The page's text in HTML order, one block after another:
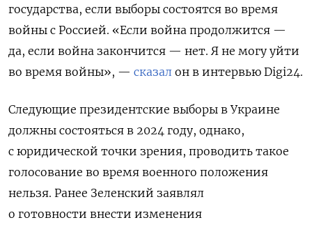
государства, если выборы состоятся во время
войны с Россией. «Если война продолжится —
да, если война закончится — нет. Я не могу уйти
во время войны», — сказал он в интервью Digi24.
Следующие президентские выборы в Украине
должны состояться в 2024 году, однако,
с юридической точки зрения, проводить такое
голосование во время военного положения
нельзя. Ранее Зеленский заявлял
о готовности внести изменения